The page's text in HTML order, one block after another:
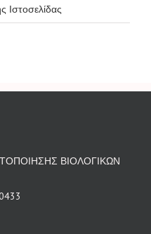
Ιστοσελίδας
ΒΙΟΛΟΓΙΚΩΝ